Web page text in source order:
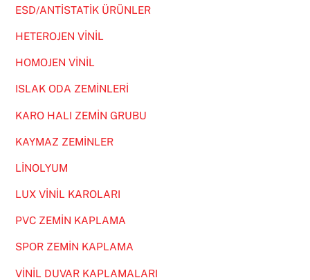
ESD/ANTİSTATİK ÜRÜNLER
HETEROJEN VİNİL
HOMOJEN VİNİL
ISLAK ODA ZEMİNLERİ
KARO HALI ZEMİN GRUBU
KAYMAZ ZEMİNLER
LİNOLYUM
LUX VİNİL KAROLARI
PVC ZEMİN KAPLAMA
SPOR ZEMİN KAPLAMA
VİNİL DUVAR KAPLAMALARI